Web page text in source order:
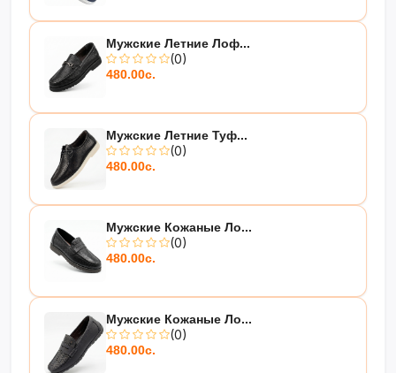
Мужские Летние Лоф...
(0)
480.00с.
Мужские Летние Туф...
(0)
480.00с.
Мужские Кожаные Ло...
(0)
480.00с.
Мужские Кожаные Ло...
(0)
480.00с.